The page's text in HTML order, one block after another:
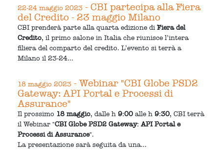
22-24 maggio 2023 - CBI partecipa alla Fiera
del Credito - 23 maggio Milano
CBI prenderà parte alla quarta edizione diFiera del
Credito, il primo salone in Italia che riunisce l’intera
filiera del comparto del credito. L’evento si terrà a
Milano il 23-24...
18 maggio 2023 - Webinar "CBI Globe PSD2
Gateway: API Portal e Processi di
Assurance"
Il prossimo 18 maggio, dalle h9:00 alle h9:30, CBI terrà
il Webinar "CBI Globe PSD2 Gateway: API Portal e
Processi di Assurance".
La presentazione sarà seguita da una...